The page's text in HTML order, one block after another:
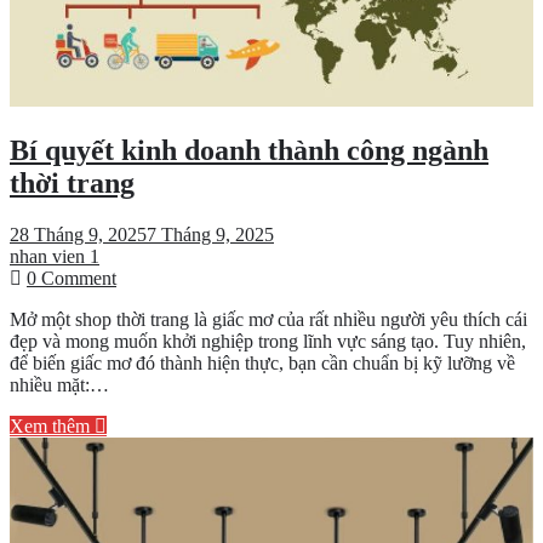
Bí quyết kinh doanh thành công ngành
thời trang
28 Tháng 9, 20257 Tháng 9, 2025
nhan vien 1
0 Commenton
quyết
kinh
doanh
Mở một shop thời trang là giấc mơ của rất nhiều người yêu thích cái
đẹp và mong muốn khởi nghiệp trong lĩnh vực sáng tạo. Tuy nhiên,
để biến giấc mơ đó thành hiện thực, bạn cần chuẩn bị kỹ lưỡng về
nhiều mặt:…
Xem thêm